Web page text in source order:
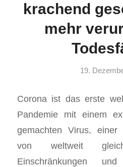
krachend
mehr
19.
Corona ist das erste
Pandemie mit einem
gemachten Virus, einer
von weltweit
Einschränkungen